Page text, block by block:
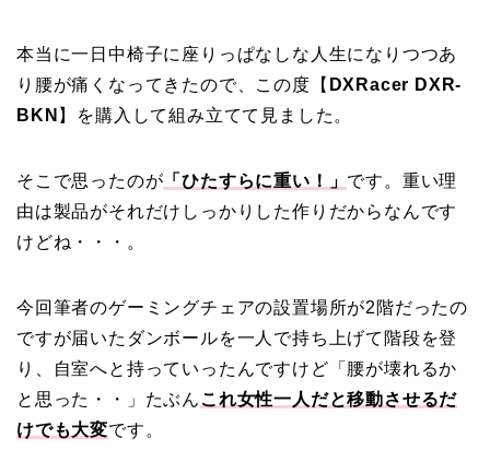
本当に一日中椅子に座りっぱなしな人生になりつつあ
り腰が痛くなってきたので、この度【 DXRacer DXR-
BKN 】を購入して組み立てて見ました。
そこで思ったのが 「ひたすらに重い！」 です。重い理
由は製品がそれだけしっかりした作り だからなんです
けどね・・・。
今回筆者のゲーミングチェアの設置場所が2階だったの
ですが届いたダンボールを一人で持ち上げて階段を登
り、自室へと持っていったんですけど「腰が壊れるか
と思った・・」たぶんこれ女性一人だと移動させるだ
けでも大変です。